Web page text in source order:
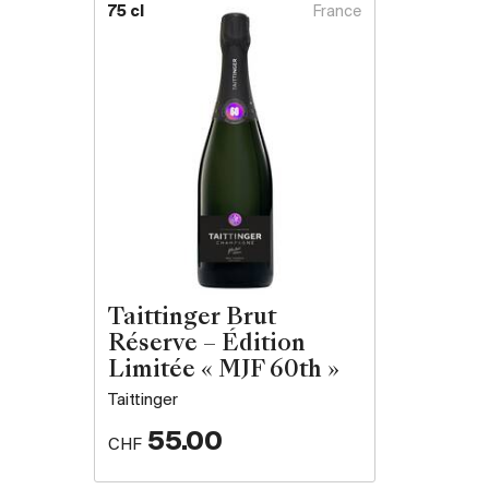
75 cl France
Taittinger Brut
Réserve – Édition
Limitée « MJF 60th »
Taittinger
CHF 55.00